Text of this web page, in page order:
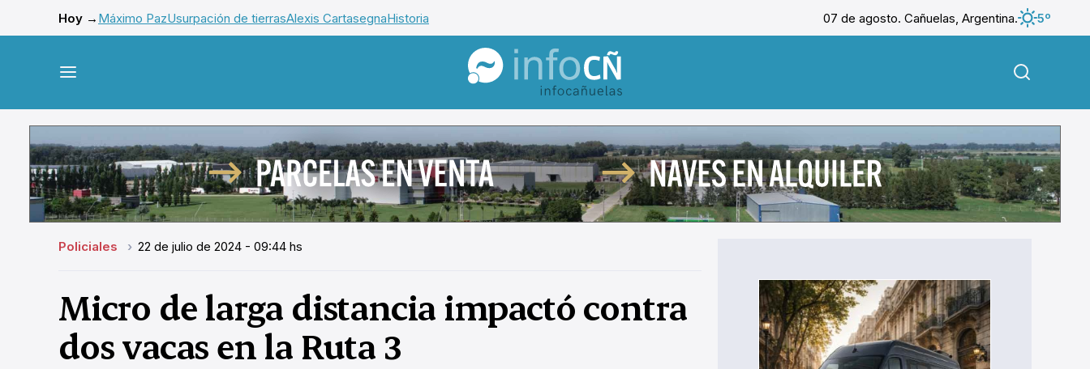
Hoy → Máximo PazUsurpación de tierrasAlexis CartasegnaHistoria 07 de agosto. Cañuelas, Argentina.
5º
InfoCañuelas
Policiales 22 de julio de 2024 - 09:44 hs
Micro de larga distancia impactó contra
dos vacas en la Ruta 3